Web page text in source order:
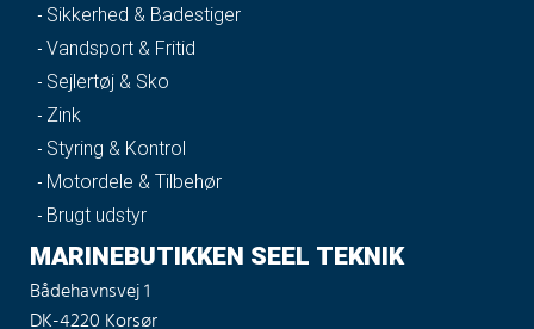
Sikkerhed & Badestiger
Vandsport & Fritid
Sejlertøj & Sko
Zink
Styring & Kontrol
Motordele & Tilbehør
Brugt udstyr
MARINEBUTIKKEN SEEL TEKNIK
Bådehavnsvej 1
DK-4220 Korsør